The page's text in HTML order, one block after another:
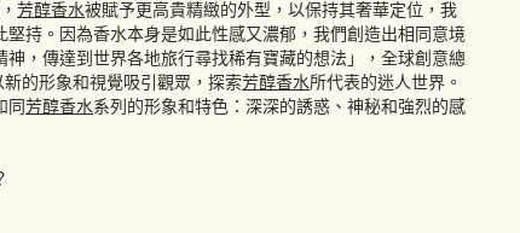
芳醇香水被賦予更高貴精緻的外型，以保持其奢華定位，我
持。因為香水本身是如此性感又濃郁，我們創造出相同意境
神，傳達到世界各地旅行尋找稀有寶藏的想法」，全球創意總
的形象和視覺吸引觀眾，探索芳醇香水所代表的迷人世界。
同 芳醇香水系列的形象和特色：深深的誘惑、神秘和強烈的感